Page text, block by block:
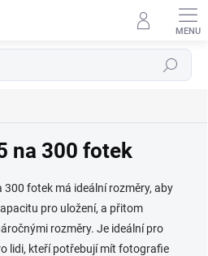
Hledat
na 300 fotek
fotek má ideální rozměry, aby
pro uložení, a přitom
rozměry. Je ideální pro
lidi, kteří potřebují mít fotografie